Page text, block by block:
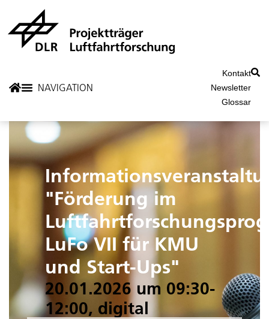
Kontakt
Newsletter
Glossar
"Förderung im
LuFo VII für KMU
und Start-Ups"
20.01.2026 um 09:30-
12:00, digital